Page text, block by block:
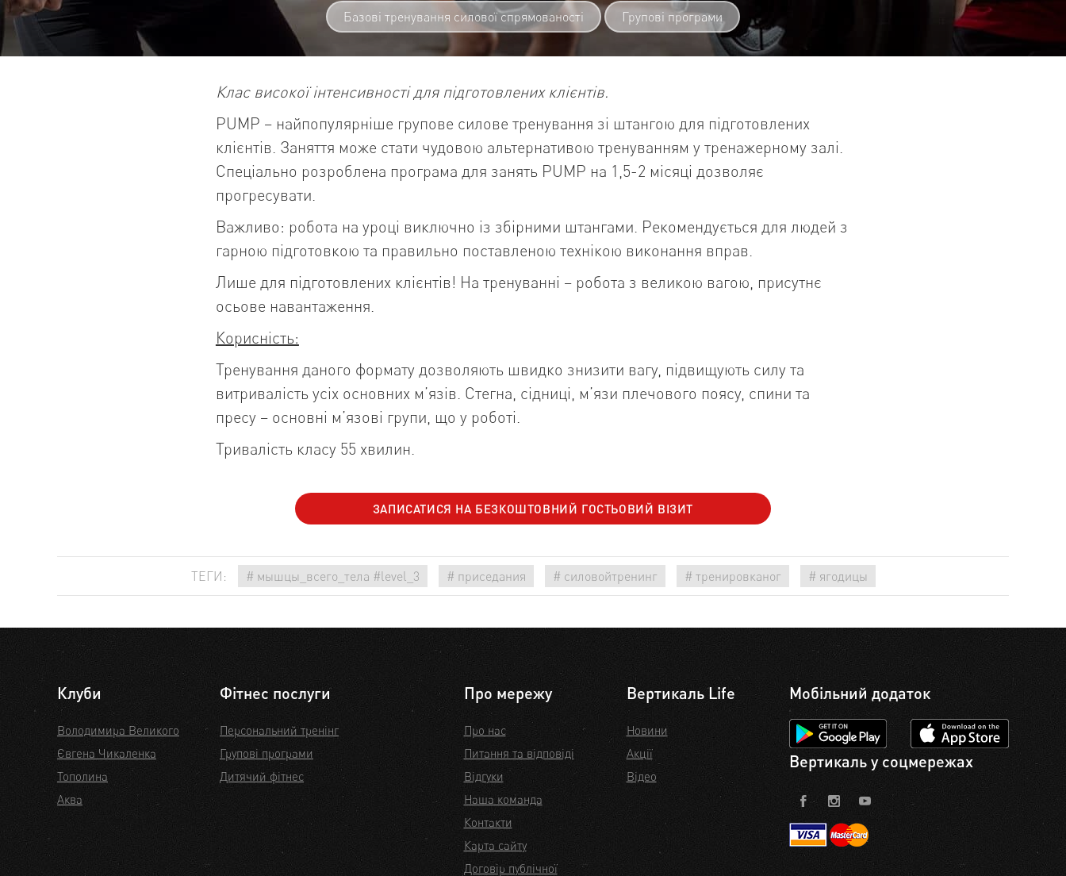
Базові тренування силової спрямованості Групові програми
Клас високої інтенсивності для підготовлених клієнтів.
PUMP – найпопулярніше групове силове тренування зі штангою для підготовлених
клієнтів. Заняття може стати чудовою альтернативою тренуванням у тренажерному залі.
Спеціально розроблена програма для занять PUMP на 1,5-2 місяці дозволяє
прогресувати.
Важливо: робота на уроці виключно із збірними штангами. Рекомендується для людей з
гарною підготовкою та правильно поставленою технікою виконання вправ.
Лише для підготовлених клієнтів! На тренуванні – робота з великою вагою, присутнє
осьове навантаження.
Корисність:
Тренування даного формату дозволяють швидко знизити вагу, підвищують силу та
витривалість усіх основних м’язів. Стегна, сідниці, м’язи плечового поясу, спини та
пресу – основні м’язові групи, що у роботі.
Тривалість класу 55 хвилин.
ЗАПИСАТИСЯ НА БЕЗКОШТОВНИЙ ГОСТЬОВИЙ ВІЗИТ
ТЕГИ: # мышцы_всего_тела #level_3 # приседания # силовойтренинг # тренировканог # ягодицы
Клуби
Володимира Великого
Євгена Чикаленка
Тополина
Аква
Фітнес послуги
Персональний тренінг
Групові програми
Дитячий фітнес
Про мережу
Про нас
Питання та відповіді
Відгуки
Наша команда
Контакти
Карта сайту
Договір публічної
Вертикаль Life
Новини
Акції
Відео
Мобільний додаток
Вертикаль у соцмережах